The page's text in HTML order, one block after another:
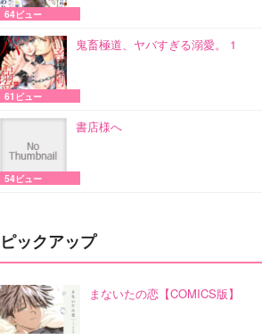
64ビュー
鬼畜極道、ヤバすぎる溺愛。 1
61ビュー
書店様へ
54ビュー
ピックアップ
まないたの恋【COMICS版】